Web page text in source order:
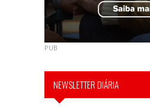
PUB
NEWSLETTER DIÁRIA